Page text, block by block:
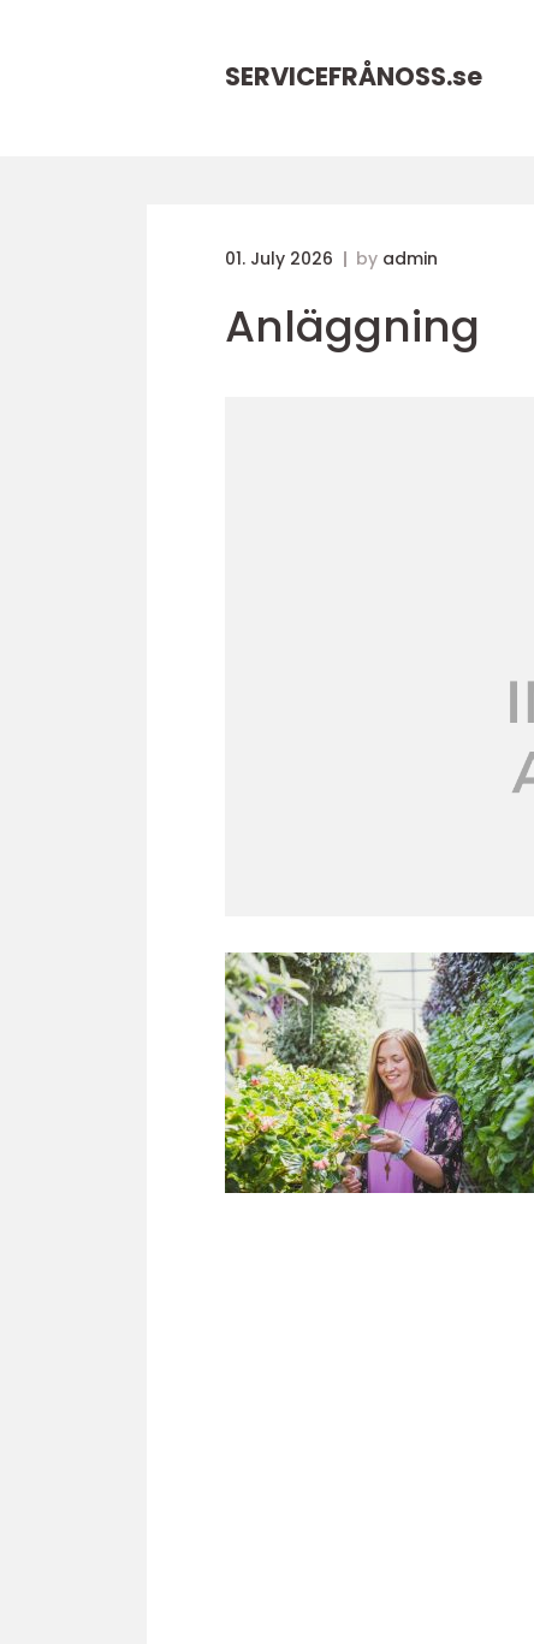
SERVICEFRÅNOSS.se
01. July 2026 by admin
Anläggning